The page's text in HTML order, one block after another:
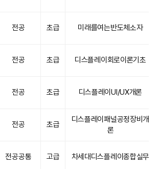
전공 초급 미래를여는반도체소자
전공 초급 디스플레이회로이론기초
전공 초급 디스플레이UI/UX개론
전공 초급
디스플레이패널공정장비개
론
전공공통 고급 차세대디스플레이종합실무